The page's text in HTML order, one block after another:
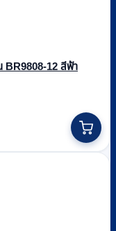
BR9808-12 สีฟ้า